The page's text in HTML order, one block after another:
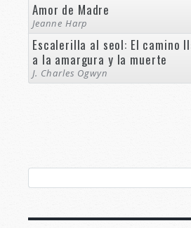
Amor de Madre
Jeanne Harp
Escalerilla al seol: El camino
a la amargura y la muerte
J. Charles Ogwyn